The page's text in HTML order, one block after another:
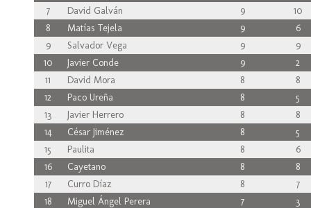
7
David Galván 9
10
8
Matías Tejela 9
6
9
Salvador Vega 9
9
10
Javier Conde 9
2
11
David Mora 8
8
12
Paco Ureña 8
5
13
Javier Herrero 8
8
14
César Jiménez 8
5
15
Paulita 8
6
16
Cayetano 8
8
17
Curro Díaz 8
7
18
Miguel Ángel Perera 7
3